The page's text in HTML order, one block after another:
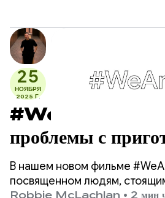
25
НОЯБРЯ
2025 Г.
#WeArePlay:
проблемы с
ужина — как
KITCHEN
В нашем новом фильме
посвященном людям,
Robbie McLachlan • 2 мин